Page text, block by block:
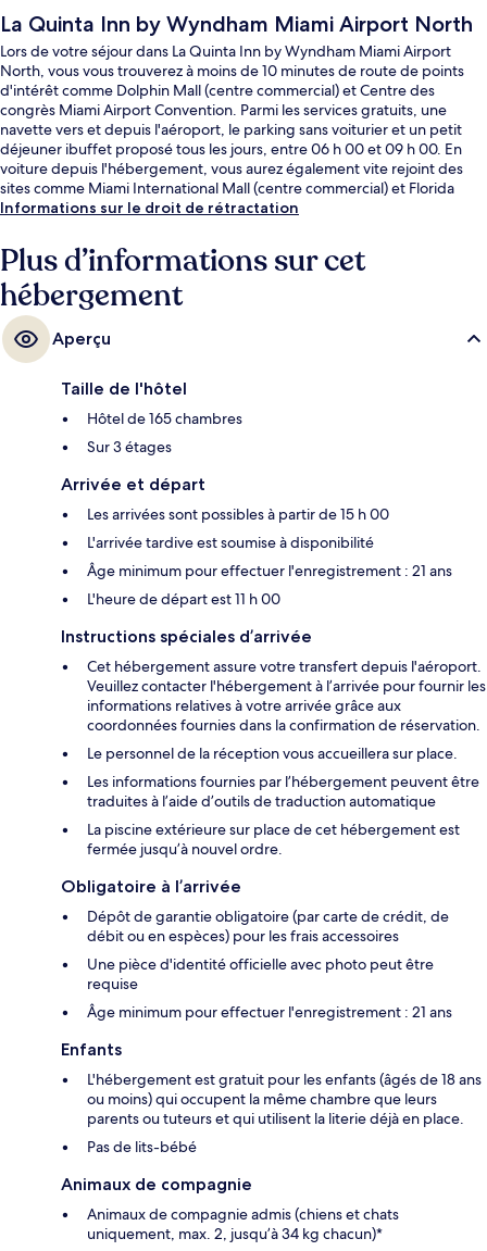
La Quinta Inn by Wyndham Miami Airport North
Lors de votre séjour dans La Quinta Inn by Wyndham Miami Airport
North, vous vous trouverez à moins de 10 minutes de route de points
d'intérêt comme Dolphin Mall (centre commercial) et Centre des
congrès Miami Airport Convention. Parmi les services gratuits, une
navette vers et depuis l'aéroport, le parking sans voiturier et un petit
déjeuner ibuffet proposé tous les jours, entre 06 h 00 et 09 h 00. En
voiture depuis l'hébergement, vous aurez également vite rejoint des
sites comme Miami International Mall (centre commercial) et Florida
International University. Les autres voyageurs ne tarissent pas d'éloges
Informations sur le droit de rétractation
Plus d’informations sur cet
hébergement
Aperçu
Taille de l'hôtel
Hôtel de 165 chambres
Sur 3 étages
Arrivée et départ
Les arrivées sont possibles à partir de 15 h 00
L'arrivée tardive est soumise à disponibilité
Âge minimum pour effectuer l'enregistrement : 21 ans
L'heure de départ est 11 h 00
Instructions spéciales d’arrivée
Cet hébergement assure votre transfert depuis l'aéroport.
Veuillez contacter l'hébergement à l’arrivée pour fournir les
informations relatives à votre arrivée grâce aux
coordonnées fournies dans la confirmation de réservation.
Le personnel de la réception vous accueillera sur place.
Les informations fournies par l’hébergement peuvent être
traduites à l’aide d’outils de traduction automatique
La piscine extérieure sur place de cet hébergement est
fermée jusqu’à nouvel ordre.
Obligatoire à l’arrivée
Dépôt de garantie obligatoire (par carte de crédit, de
débit ou en espèces) pour les frais accessoires
Une pièce d'identité officielle avec photo peut être
requise
Âge minimum pour effectuer l'enregistrement : 21 ans
Enfants
L'hébergement est gratuit pour les enfants (âgés de 18 ans
ou moins) qui occupent la même chambre que leurs
parents ou tuteurs et qui utilisent la literie déjà en place.
Pas de lits-bébé
Animaux de compagnie
Animaux de compagnie admis (chiens et chats
uniquement, max. 2, jusqu’à 34 kg chacun)*